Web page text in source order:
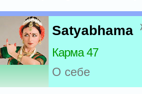
Satyabhama
Карма 47
О себе